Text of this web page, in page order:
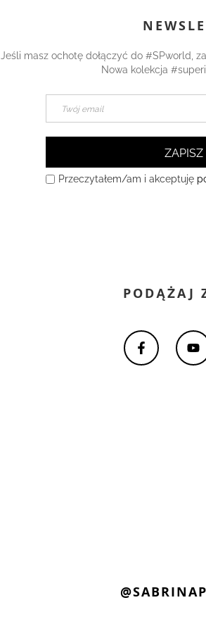
Jeśli masz ochotę dołączyć do #SPworld,
Nowa kolekcja
ZAPISZ
Przeczytałem/am i akceptuję
PODĄŻAJ